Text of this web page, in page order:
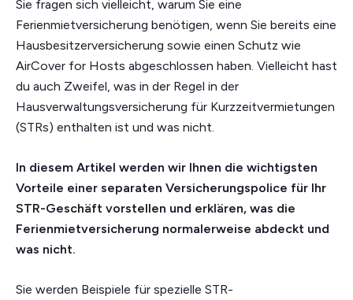
Sie fragen sich vielleicht, warum Sie eine
Ferienmietversicherung benötigen, wenn Sie bereits eine
Hausbesitzerversicherung sowie einen Schutz wie
AirCover for Hosts abgeschlossen haben. Vielleicht hast
du auch Zweifel, was in der Regel in der
Hausverwaltungsversicherung für Kurzzeitvermietungen
(STRs) enthalten ist und was nicht.
In diesem Artikel werden wir Ihnen die wichtigsten
Vorteile einer separaten Versicherungspolice für Ihr
STR-Geschäft vorstellen und erklären, was die
Ferienmietversicherung normalerweise abdeckt und
was nicht.
Sie werden Beispiele für spezielle STR-